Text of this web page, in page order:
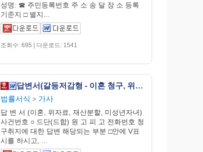
성명: ☎ 주민등록번호 주 소 송 달 장 소 등록
기준지 □ 별지...
조회수: 695 | 다운로드: 1541
답변서(갈등저감형 - 이혼 청구, 위자료, 재산분할, 미성년자녀가 있는 경우)
법률서식 > 가사
답 변 서 (이혼, 위자료, 재산분할, 미성년자녀)
사건번호 ○ 드단(드합) 원 고 피 고 전화번호 청
구취지에 대한 답변 해당되는 부분 □안에 V표
시를 하시고, ...